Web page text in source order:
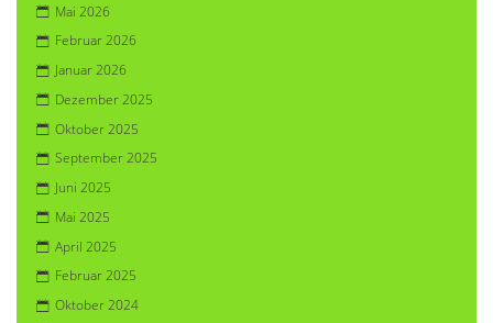
Mai 2026
Februar 2026
Januar 2026
Dezember 2025
Oktober 2025
September 2025
Juni 2025
Mai 2025
April 2025
Februar 2025
Oktober 2024